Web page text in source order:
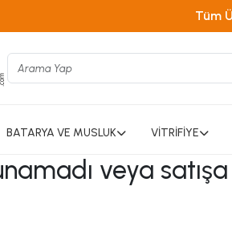
Tüm
BATARYA VE MUSLUK VİTRİFİYE
veya